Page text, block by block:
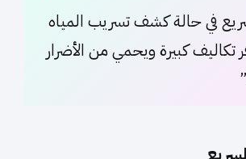
في حالة كشف تسريب المياه
تكاليف كبيرة ويحمي من الأضرار